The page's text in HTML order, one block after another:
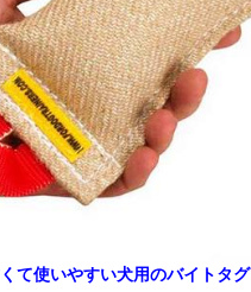
て使いやすい犬用のバイトタグ